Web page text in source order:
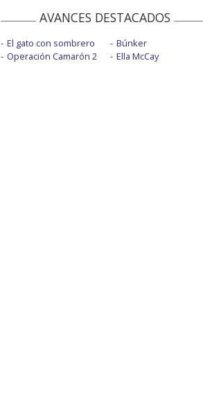
AVANCES DESTACADOS
El gato con sombrero
Operación Camarón 2
Búnker
Ella McCay